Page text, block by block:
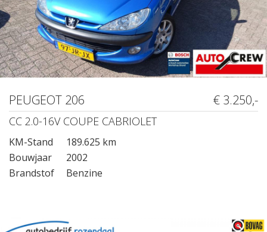
PEUGEOT 206 € 3.250,-
CC 2.0-16V COUPE CABRIOLET
KM-Stand
189.625 km
Bouwjaar
2002
Brandstof
Benzine